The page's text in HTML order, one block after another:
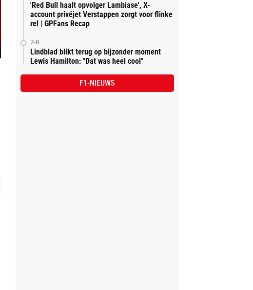
'Red Bull haalt opvolger Lambiase', X-
account privéjet Verstappen zorgt voor flinke
rel | GPFans Recap
7-8
Lindblad blikt terug op bijzonder moment
Lewis Hamilton: "Dat was heel cool"
F1-NIEUWS